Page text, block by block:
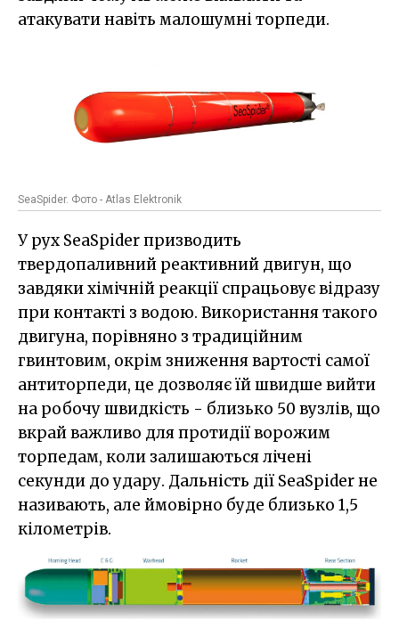
атакувати навіть малошумні торпеди.
SeaSpider. Фото - Atlas Elektronik
У рух SeaSpider призводить
твердопаливний реактивний двигун, що
завдяки хімічній реакції спрацьовує відразу
при контакті з водою. Використання такого
двигуна, порівняно з традиційним
гвинтовим, окрім зниження вартості самої
антиторпеди, це дозволяє їй швидше вийти
на робочу швидкість - близько 50 вузлів, що
вкрай важливо для протидії ворожим
торпедам, коли залишаються лічені
секунди до удару. Дальність дії SeaSpider не
називають, але ймовірно буде близько 1,5
кілометрів.